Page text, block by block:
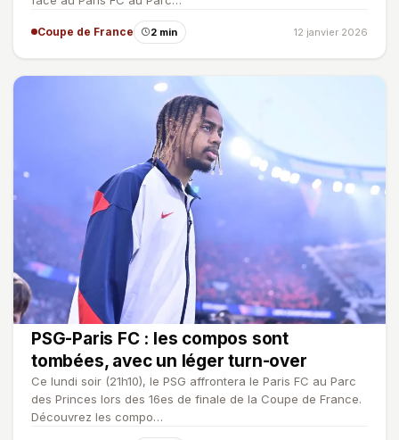
Coupe de France 2 min 12 janvier 2026
PSG-Paris FC : les compos sont
tombées, avec un léger turn-over
Ce lundi soir (21h10), le PSG affrontera le Paris FC au Parc
des Princes lors des 16es de finale de la Coupe de France.
Découvrez les compo…